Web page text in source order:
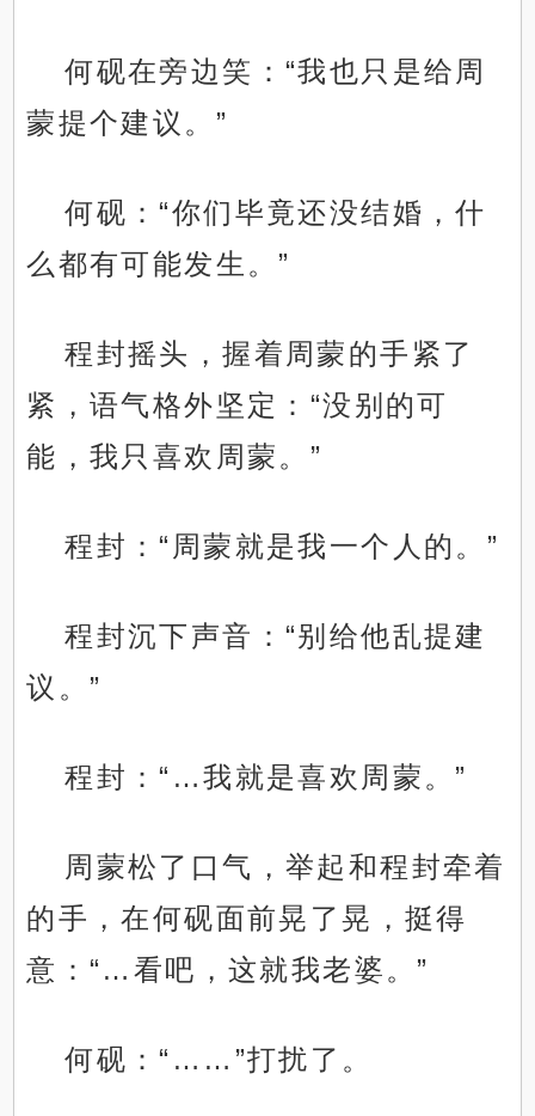
何砚在旁边笑：“我也只是给周
蒙提个建议。”
何砚：“你们毕竟还没结婚，什
么都有可能发生。”
程封摇头，握着周蒙的手紧了
紧，语气格外坚定：“没别的可
能，我只喜欢周蒙。”
程封：“周蒙就是我一个人的。”
程封沉下声音：“别给他乱提建
议。”
程封：“…我就是喜欢周蒙。”
周蒙松了口气，举起和程封牵着
的手，在何砚面前晃了晃，挺得
意：“…看吧，这就我老婆。”
何砚：“……”打扰了。